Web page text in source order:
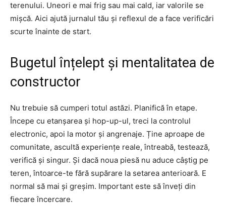
terenului. Uneori e mai frig sau mai cald, iar valorile se
mișcă. Aici ajută jurnalul tău și reflexul de a face verificări
scurte înainte de start.
Bugetul înțelept și mentalitatea de
constructor
Nu trebuie să cumperi totul astăzi. Planifică în etape.
Începe cu etanșarea și hop-up-ul, treci la controlul
electronic, apoi la motor și angrenaje. Ține aproape de
comunitate, ascultă experiențe reale, întreabă, testează,
verifică și singur. Și dacă noua piesă nu aduce câștig pe
teren, întoarce-te fără supărare la setarea anterioară. E
normal să mai și greșim. Important este să înveți din
fiecare încercare.